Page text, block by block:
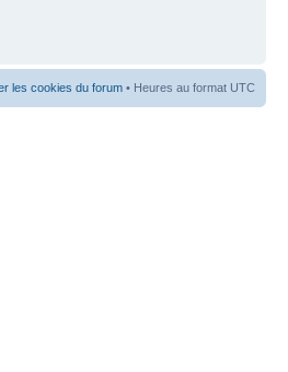
les cookies du forum • Heures au format UTC